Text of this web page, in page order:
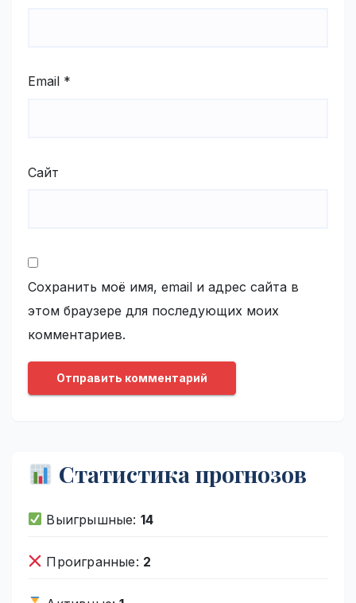
Email *
Сайт
Сохранить моё имя, email и адрес сайта в
этом браузере для последующих моих
комментариев.
Статистика прогнозов
Выигрышные: 14
Проигранные: 2